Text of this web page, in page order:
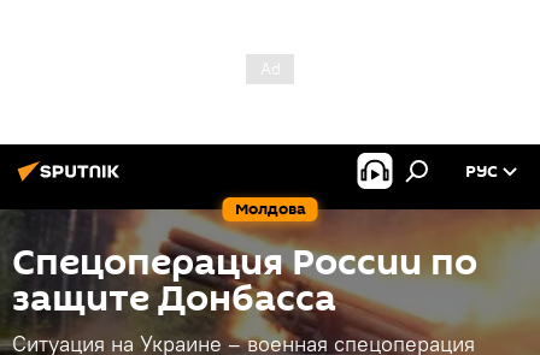
Молдова
РУС
Спецоперация России по
защите Донбасса
Ситуация на Украине – военная спецоперация